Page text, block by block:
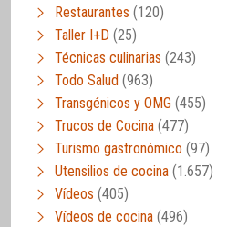
Restaurantes (120)
Taller I+D (25)
Técnicas culinarias (243)
Todo Salud (963)
Transgénicos y OMG (455)
Trucos de Cocina (477)
Turismo gastronómico (97)
Utensilios de cocina (1.657)
Vídeos (405)
Vídeos de cocina (496)